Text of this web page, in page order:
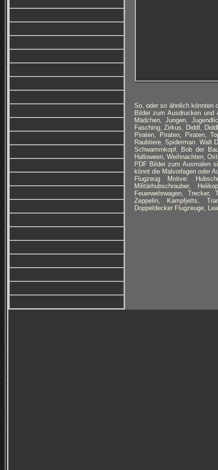
So, oder so ähnlich könnten
Bilder zum Ausdrucken und
Mädchen, Jungen,
Fasching, Zirkus, Diddl,
Piraten, Piraten, Piraten,
Raubtiere, Spiderman. Walt
Schwammkopf, Bob der
Halloween, Weihnachten,
PDF Bilder zum Ausmalen
könnt die Malvorlagen oder
Flugzeug Motive:
Militärhubschrauber,
Feuerwehrwagen,
Zeppelin, Kampfjetts,
Doppeldecker Flugzeuge,